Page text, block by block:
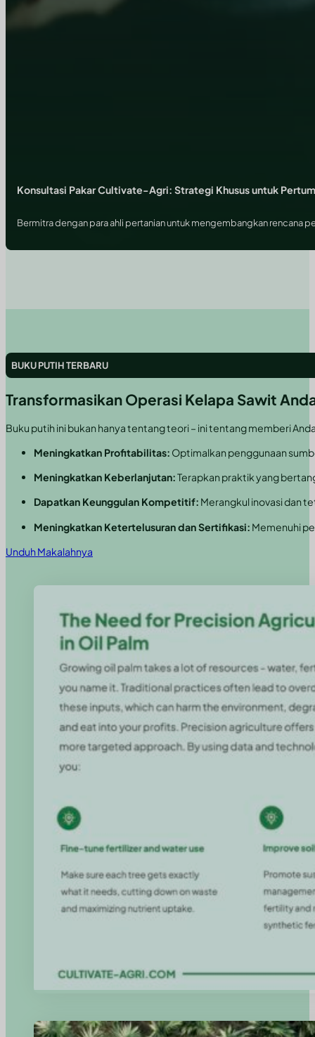
Konsultasi Pakar Cultivate-Agri: Strategi Khusus untuk
Bermitra dengan para ahli pertanian untuk mengembangkan
BUKU PUTIH TERBARU
Transformasikan Operasi Kelapa Sawit
Buku putih ini bukan hanya tentang teori – ini tentang memberi
Meningkatkan Profitabilitas: Optimalkan penggunaan
Meningkatkan Keberlanjutan:Terapkan praktik yang
Dapatkan Keunggulan Kompetitif: Merangkul inovasi dan
Meningkatkan Ketertelusuran dan Sertifikasi: Memenuhi
Unduh Makalahnya